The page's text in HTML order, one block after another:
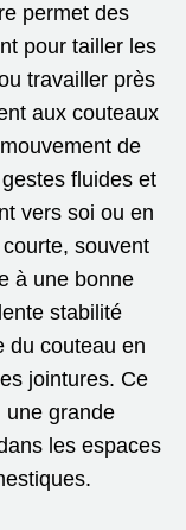
permet des
pour tailler les
travailler près
aux couteaux
de
fluides et
vers soi ou en
souvent
à une bonne
stabilité
du couteau en
jointures. Ce
une grande
les espaces